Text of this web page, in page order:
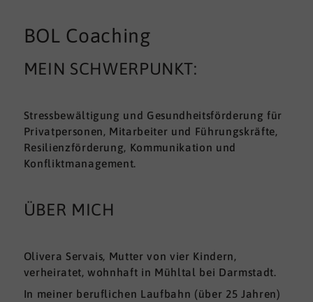
BOL Coaching
MEIN SCHWERPUNKT:
Stressbewältigung und Gesundheitsförderung für
Privatpersonen, Mitarbeiter und Führungskräfte,
Resilienzförderung, Kommunikation und
Konfliktmanagement.
ÜBER MICH
Olivera Servais, Mutter von vier Kindern,
verheiratet, wohnhaft in Mühltal bei Darmstadt.
In meiner beruflichen Laufbahn (über 25 Jahren)